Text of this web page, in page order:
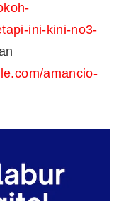
ini-kini-no3-
amancio-